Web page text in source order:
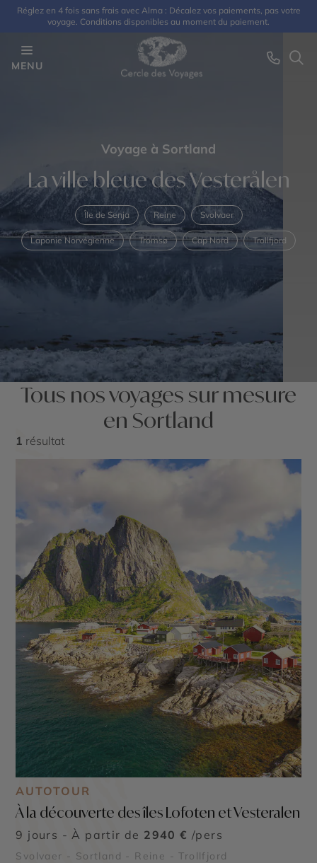
Réglez en 4 fois sans frais avec Alma : Décalez vos paiements, pas votre
voyage. Conditions disponibles au moment du paiement.
MENU
Voyage à Sortland
La ville bleue des Vesterålen
Île de Senja Reine Svolvaer
Laponie Norvégienne Tromsø Cap Nord Trollfjord
Tous nos voyages sur mesure
en Sortland
1 résultat
AUTOTOUR
À la découverte des îles Lofoten et Vesteralen
9 jours - À partir de 2940 € /pers
Svolvaer - Sortland - Reine - Trollfjord